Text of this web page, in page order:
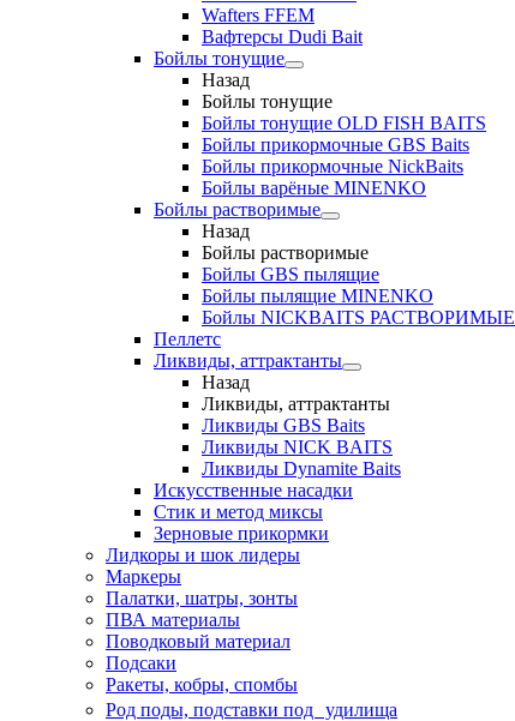
Wafters FFEM
Вафтерсы Dudi Bait
Бойлы тонущие
Назад
Бойлы тонущие
Бойлы тонущие OLD FISH BAITS
Бойлы прикормочные GBS Baits
Бойлы прикормочные NickBaits
Бойлы варёные MINENKO
Бойлы растворимые
Назад
Бойлы растворимые
Бойлы GBS пылящие
Бойлы пылящие MINENKO
Бойлы NICKBAITS РАСТВОРИМЫЕ
Пеллетс
Ликвиды, аттрактанты
Назад
Ликвиды, аттрактанты
Ликвиды GBS Baits
Ликвиды NICK BAITS
Ликвиды Dynamite Baits
Искусственные насадки
Стик и метод миксы
Зерновые прикормки
Лидкоры и шок лидеры
Маркеры
Палатки, шатры, зонты
ПВА материалы
Поводковый материал
Подсаки
Ракеты, кобры, спомбы
Род поды, подставки под удилища